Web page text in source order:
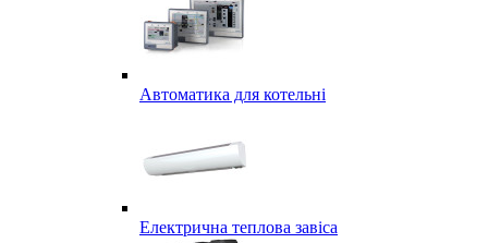
Автоматика для котельні
Електрична теплова завіса